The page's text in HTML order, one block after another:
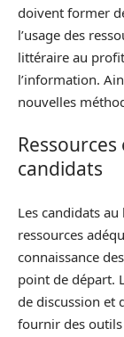
doivent former
l’usage des
littéraire au
l’information.
nouvelles
candidats
Les candidats
ressources
connaissance
point de départ.
de discussion et
fournir des